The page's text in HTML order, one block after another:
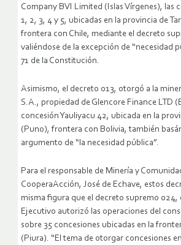
Company BVI Limited (Islas Vírgenes), las
1, 2, 3, 4 y 5, ubicadas en la provincia de
frontera con Chile, mediante el decreto
valiéndose de la excepción de “necesidad
71 de la Constitución.
Asimismo, el decreto 013, otorgó a la
S.A., propiedad de Glencore Finance LTD
concesión Yauliyacu 42, ubicada en la
(Puno), frontera con Bolivia, también
argumento de “la necesidad pública”.
Para el responsable de Minería y
CooperaAcción, José de Echave, estos
misma figura que el decreto supremo 024,
Ejecutivo autorizó las operaciones del
sobre 35 concesiones ubicadas en la
(Piura). “El tema de otorgar concesiones